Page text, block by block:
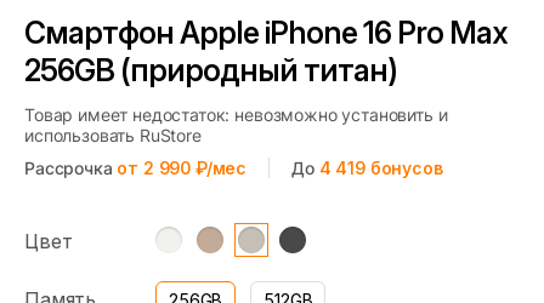
Смартфон Apple iPhone 16 Pro Max
256GB (природный титан)
Товар имеет недостаток: невозможно установить и
использовать RuStore
Рассрочка от 2 990 ₽/мес До 4 419бонусов
Цвет